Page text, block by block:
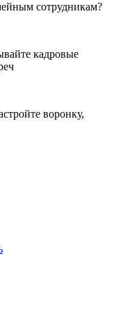
сотрудникам?
кадровые
воронку,